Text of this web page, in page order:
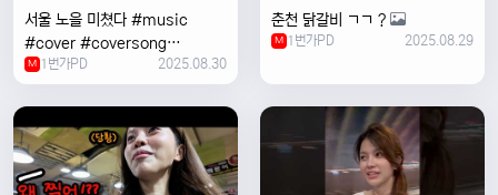
서울 노을 미쳤다 #music
#cover #coversong
#singer #서울 #노을 #한국 #
한강
M 1번가PD 2025.08.30
춘천 닭갈비 ㄱㄱ ?
M 1번가PD 2025.08.29